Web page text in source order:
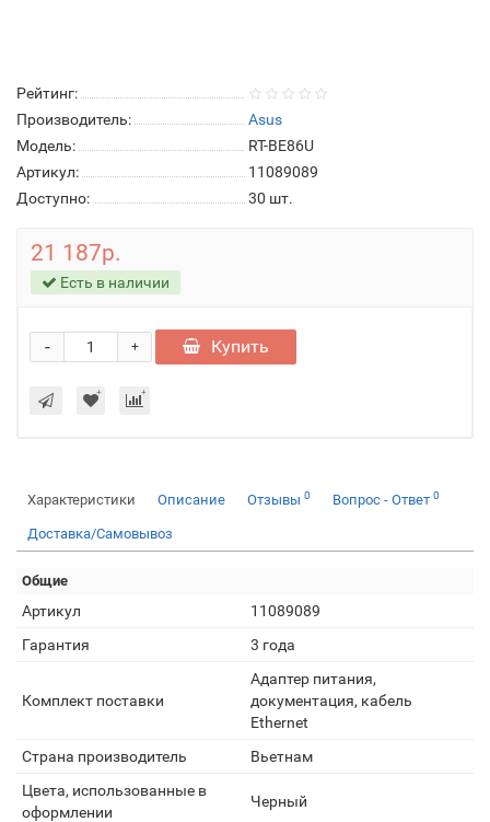
Рейтинг:
Производитель:
Asus
Модель:
RT-BE86U
Артикул:
11089089
Доступно:
30 шт.
21 187р.
Есть в наличии
+
- Купить
Характеристики Описание Отзывы 0 Вопрос - Ответ 0
Доставка/Самовывоз
Общие
Артикул
11089089
Гарантия
3 года
Комплект поставки
Адаптер питания,
документация, кабель
Ethernet
Страна производитель
Вьетнам
Цвета, использованные в
оформлении
Черный